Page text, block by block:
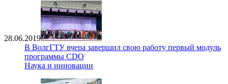
28.06.2019
В ВолгГТУ вчера завершил свою работу первый модуль
программы CDO
Наука и инновации